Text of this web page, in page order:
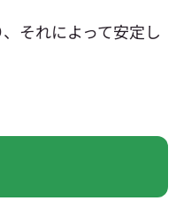
それによって安定し